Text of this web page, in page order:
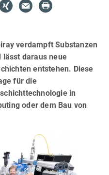
verdampft Substanzen
lässt daraus neue
entstehen. Diese
für die
in
oder dem Bau von